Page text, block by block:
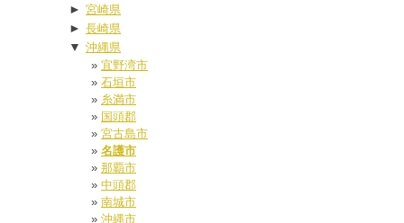
► 宮崎県
► 長崎県
▼ 沖縄県
宜野湾市
石垣市
糸満市
国頭郡
宮古島市
名護市
那覇市
中頭郡
南城市
沖縄市